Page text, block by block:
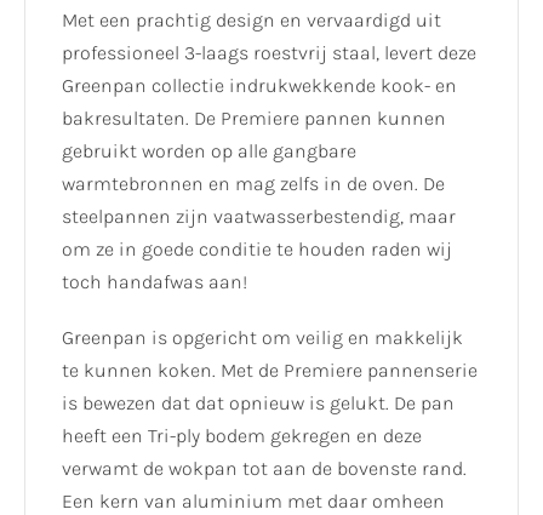
Met een prachtig design en vervaardigd uit
professioneel 3-laags roestvrij staal, levert deze
Greenpan collectie indrukwekkende kook- en
bakresultaten. De Premiere pannen kunnen
gebruikt worden op alle gangbare
warmtebronnen en mag zelfs in de oven. De
steelpannen zijn vaatwasserbestendig, maar
om ze in goede conditie te houden raden wij
toch handafwas aan!
Greenpan is opgericht om veilig en makkelijk
te kunnen koken. Met de Premiere pannenserie
is bewezen dat dat opnieuw is gelukt. De pan
heeft een Tri-ply bodem gekregen en deze
verwamt de wokpan tot aan de bovenste rand.
Een kern van aluminium met daar omheen